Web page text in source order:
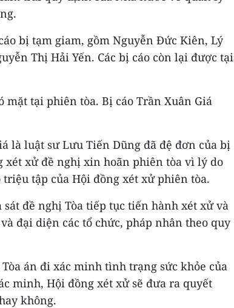
bị tạm giam, gồm Nguyễn Đức Kiên, Lý
Thị Hải Yến. Các bị cáo còn lại được tại
mặt tại phiên tòa. Bị cáo Trần Xuân Giá
là luật sư Lưu Tiến Dũng đã đệ đơn của bị
xét xử đề nghị xin hoãn phiên tòa vì lý do
tập của Hội đồng xét xử phiên tòa.
đề nghị Tòa tiếp tục tiến hành xét xử và
đại diện các tổ chức, pháp nhân theo quy
án đi xác minh tình trạng sức khỏe của
minh, Hội đồng xét xử sẽ đưa ra quyết
không.